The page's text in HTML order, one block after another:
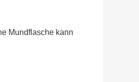
Mundflasche kann